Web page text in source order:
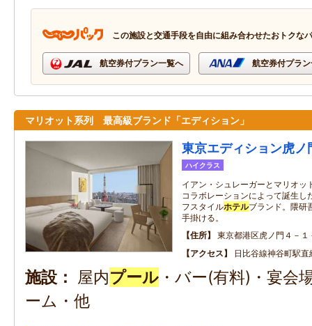
この施設と交通手段を自由に組み合わせたおトクな
航空券付プラン一覧へ 航空券付プラ
マリオット系列 最高級ブランド「エディション」
東京エディション虎ノ
ハイクラス
イアン・シュレーガーとマリオッ
コラボレーションによって誕生し
フスタイルホテルブランド。隈研
手掛ける。
住所
東京都港区虎ノ門４－１
アクセス
日比谷線神谷町駅直
施設 屋内プール ・バー(有料)・宴会
ーム・他